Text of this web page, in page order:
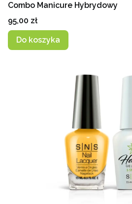
Combo Manicure Hybrydowy
Cena
95,00 zł
Do koszyka